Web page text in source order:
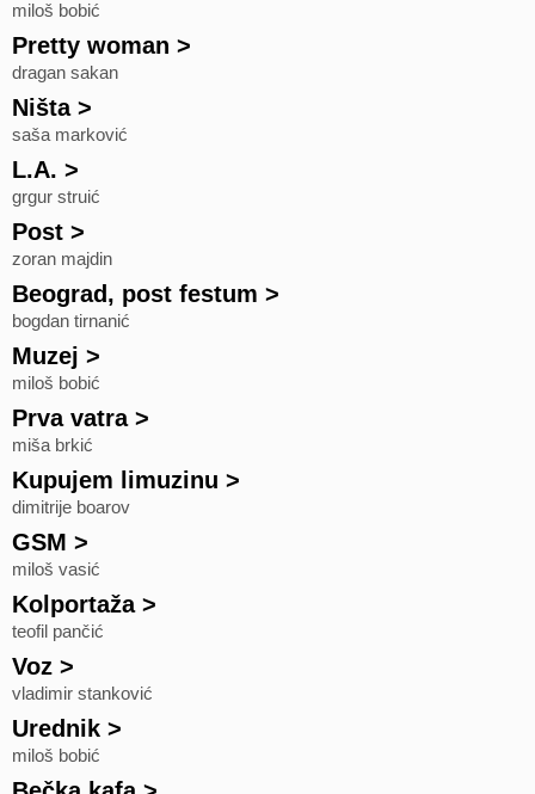
miloš bobić
Pretty woman >
dragan sakan
Ništa>
saša marković
L.A. >
grgur struić
Post >
zoran majdin
Beograd, post festum >
bogdan tirnanić
Muzej >
miloš bobić
Prva vatra>
miša brkić
Kupujem limuzinu >
dimitrije boarov
GSM >
miloš vasić
Kolportaža>
teofil pančić
Voz >
vladimir stanković
Urednik >
miloš bobić